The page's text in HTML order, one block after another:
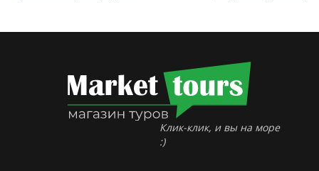
Клик-клик, и вы на море
:)